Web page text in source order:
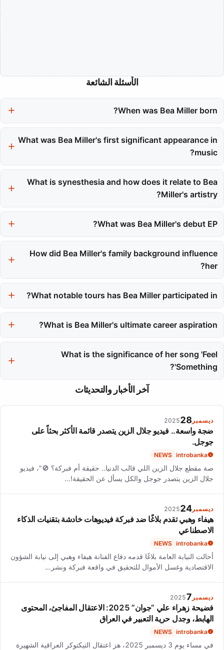
الأسئلة الشائعة
When was Bea Miller born?
What was Bea Miller's first significant appearance in
music?
season two of *The X Factor* in 2012.
What is synesthesia and how does it relate to Bea
Miller's artistry?
perceived as if by one or more additional senses. For Bea Miller,
What was Bea Miller's debut EP?
released in April 2014.
How did Bea Miller's family background influence
her?
mothers, which fostered an accepting environment and shaped
What notable tours has Bea Miller participated in?
Selena Gomez, and she joined Coldplay on their world tour in
What is Bea Miller's ultimate career aspiration?
Garden, her birthplace, as a headlining artist.
What is the significance of her song 'Feel
Something'?
The song 'Feel Something' marked a turning point in Bea Miller's
career, leading to her first headlining tour, the 'Nice To Meet U
آخر الأخبار والتحديثات
ديسمبر 28
2025
ضجة واسعة.. فيديو جلال الزين يتصدر قائمة الأكثر بحثاً على
جوجل.
introbanka
NEWS
صة مقطع جلال الزين اللي قالب الدنيا.. حقيقة أم فبركة؟ 🚫"، فيديو
جلال الزين يتصدر جوجل والكل يسأل عن الحقيقة!…
ديسمبر 24
2025
هيفاء وهبي تقدم بلاغًا ضد فبركة فيديوهات خادشة بتقنيات الذكاء
الاصطناعي
introbanka
NEWS
أحالت النيابة العامة بلاغًا قدمه دفاع الفنانة هيفاء وهبي إلى نيابة الشؤون
الاقتصادية وغسل الأموال للتحقيق في واقعة فبركة ونشر…
ديسمبر 7
2025
فضيحة زهراء علي “جوان” 2025: الاعتقال المفاجئ، المحتوى
الهابط، وجدل حرية التعبير في العراق
introbanka
NEWS
في مساء يوم 3 ديسمبر 2025، هز اعتقال التيكتوكر العراقية الشهيرة